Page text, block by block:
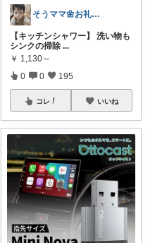
そうママ🌼お礼はプロフに
【キッチンシャワー】 洗い物も
シンクの掃除 ...
￥ 1,130～
0 0 195
コレ いいね